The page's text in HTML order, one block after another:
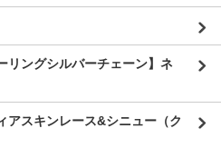
リングシルバーチェーン】ネ
スキンレース&シニュー（ク